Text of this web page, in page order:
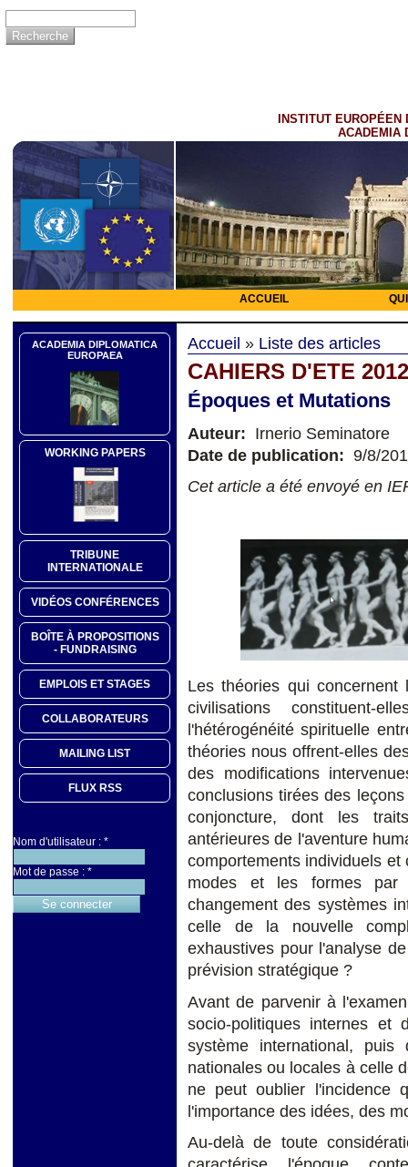
INSTITUT EUROPÉEN
ACADEMIA
ACCUEIL
ACADEMIA DIPLOMATICA
EUROPAEA
WORKING PAPERS
TRIBUNE
INTERNATIONALE
VIDÉOS CONFÉRENCES
BOÎTE À PROPOSITIONS
- FUNDRAISING
EMPLOIS ET STAGES
COLLABORATEURS
MAILING LIST
FLUX RSS
Nom d'utilisateur : *
Mot de passe : *
Accueil » Liste des articles
CAHIERS D'ETE 2012
Époques et Mutations
Auteur: Irnerio Seminatore
Date de publication: 9/8/
Cet article a été envoyé en
Les théories qui
civilisations
l'hétérogénéité spirituelle
théories nous offrent-elles
des modifications
conclusions tirées des
conjoncture, dont les
antérieures de l'aventure
comportements individuels
modes et les formes par
changement des systèmes
celle de la nouvelle
exhaustives pour l'analyse
prévision stratégique ?
Avant de parvenir à
socio-politiques internes
système international,
nationales ou locales à celle
ne peut oublier l'incidence
l'importance des idées, des
Au-delà de toute